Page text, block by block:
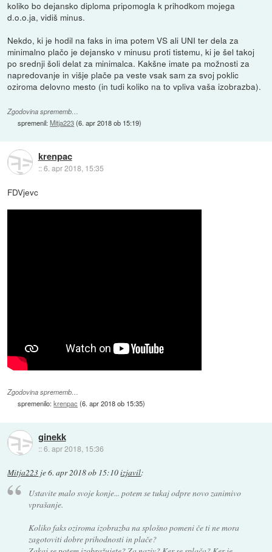
koliko bo dejansko diploma pripomogla k prihodkom mojega
d.o.o.ja, vidiš minus.
Nekdo, ki je hodil na faks in ima potem VS ali UNI ter dela za
minimalno plačo je dejansko v minusu proti tistemu, ki je šel takoj
po srednji šoli delat za minimalca. Kakšne imate pa možnosti za
napredovanje in višje plače pa veste vsak sam za svoj poklic
oziroma delovno mesto (in tudi koliko na to vpliva vaša izobrazba).
Zgodovina sprememb…
spremenil:Mitja223(6. apr 2018 ob 15:19)
krenpac
::6. apr 2018, 15:35
FDVjevc
Zgodovina sprememb…
spremenilo:krenpac (6. apr 2018 ob 15:35)
ginekk
::6. apr 2018, 15:36
Mitja223 je6. apr 2018 ob 15:10izjavil:
Ustavite malo svoje konje... potem se tukaj odpre novo zanimivo
vprašanje.
Koliko faks oziroma izobrazba na splošno pomeni če ti ne mora
zagotoviti dobre prihodnosti in plače?